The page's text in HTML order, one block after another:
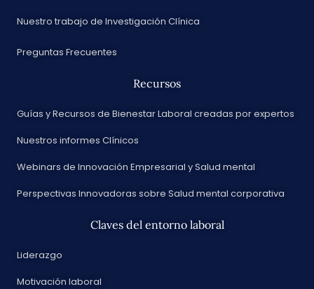
Nuestro trabajo de Investigación Clínica
Preguntas Frecuentes
Recursos
Guías y Recursos de Bienestar Laboral creadas por expertos
Nuestros informes Clínicos
Webinars de Innovación Empresarial y Salud mental
Perspectivas Innovadoras sobre Salud mental corporativa
Claves del entorno laboral
Liderazgo
Motivación laboral